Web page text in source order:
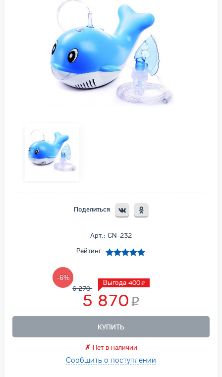
Поделиться
Арт.: CN-232
Рейтинг:
-6%
6 270
Выгода 400
5 870
КУПИТЬ
✗ Нет в наличии
Сообщить о поступлении